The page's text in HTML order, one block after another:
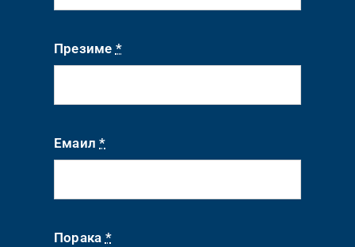
Презиме *
Емаил*
Порака *